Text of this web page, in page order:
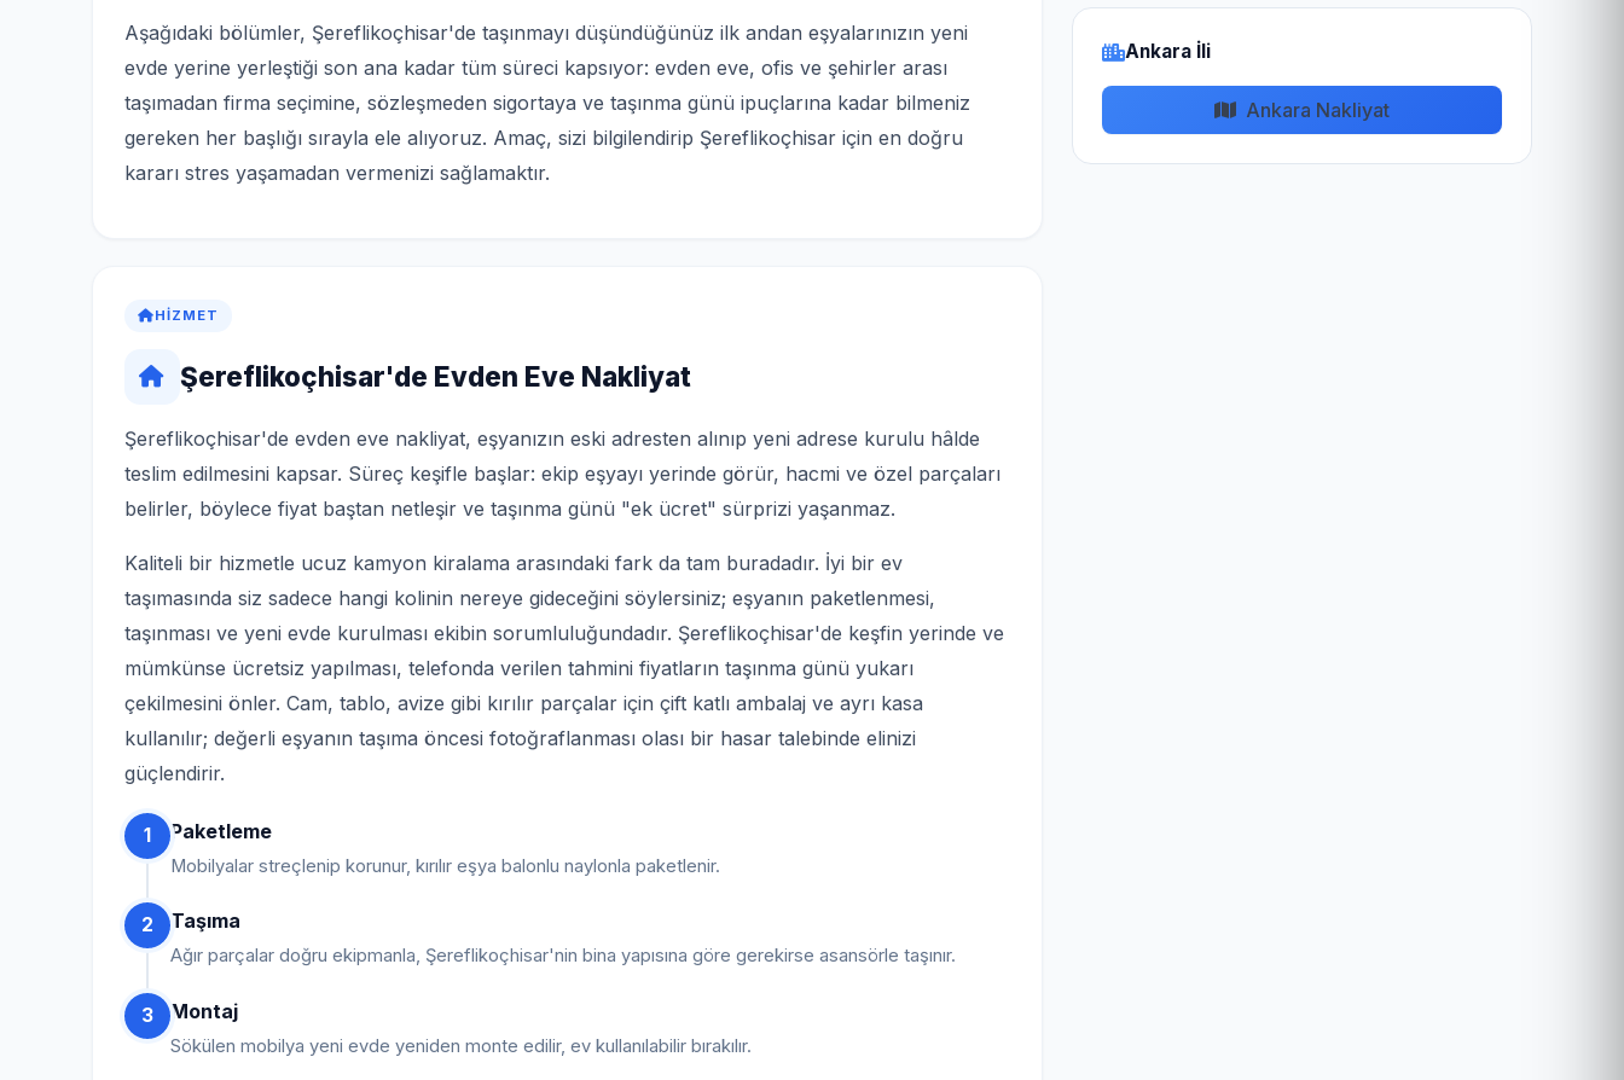
Aşağıdaki bölümler, Şereflikoçhisar'de taşınmayı düşündüğünüz ilk andan eşyalarınızın yeni
evde yerine yerleştiği son ana kadar tüm süreci kapsıyor: evden eve, ofis ve şehirler arası
taşımadan firma seçimine, sözleşmeden sigortaya ve taşınma günü ipuçlarına kadar bilmeniz
gereken her başlığı sırayla ele alıyoruz. Amaç, sizi bilgilendirip Şereflikoçhisar için en doğru
kararı stres yaşamadan vermenizi sağlamaktır.
HIZMET
Şereflikoçhisar'de Evden Eve Nakliyat
Şereflikoçhisar'de evden eve nakliyat, eşyanızın eski adresten alınıp yeni adrese kurulu hâlde
teslim edilmesini kapsar. Süreç keşifle başlar: ekip eşyayı yerinde görür, hacmi ve özel parçaları
belirler, böylece fiyat baştan netleşir ve taşınma günü "ek ücret" sürprizi yaşanmaz.
Kaliteli bir hizmetle ucuz kamyon kiralama arasındaki fark da tam buradadır. İyi bir ev
taşımasında siz sadece hangi kolinin nereye gideceğini söylersiniz; eşyanın paketlenmesi,
taşınması ve yeni evde kurulması ekibin sorumluluğundadır. Şereflikoçhisar'de keşfin yerinde ve
mümkünse ücretsiz yapılması, telefonda verilen tahmini fiyatların taşınma günü yukarı
çekilmesini önler. Cam, tablo, avize gibi kırılır parçalar için çift katlı ambalaj ve ayrı kasa
kullanılır; değerli eşyanın taşıma öncesi fotoğraflanması olası bir hasar talebinde elinizi
güçlendirir.
1 Paketleme
Mobilyalar streçlenip korunur, kırılır eşya balonlu naylonla paketlenir.
2 Taşıma
Ağır parçalar doğru ekipmanla, Şereflikoçhisar'nin bina yapısına göre gerekirse asansörle taşınır.
3 Montaj
Sökülen mobilya yeni evde yeniden monte edilir, ev kullanılabilir bırakılır.
Ankara İli
Ankara Nakliyat